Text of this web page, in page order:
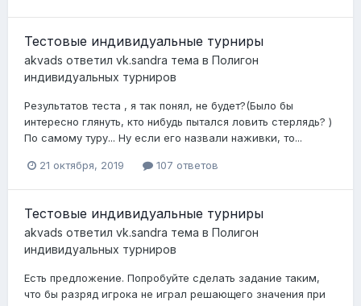
Тестовые индивидуальные турниры
akvads ответил vk.sandra тема в Полигон
индивидуальных турниров
Результатов теста , я так понял, не будет?(Было бы
интересно глянуть, кто нибудь пытался ловить стерлядь? )
По самому туру... Ну если его назвали наживки, то...
21 октября, 2019 107 ответов
Тестовые индивидуальные турниры
akvads ответил vk.sandra тема в Полигон
индивидуальных турниров
Есть предложение. Попробуйте сделать задание таким,
что бы разряд игрока не играл решающего значения при